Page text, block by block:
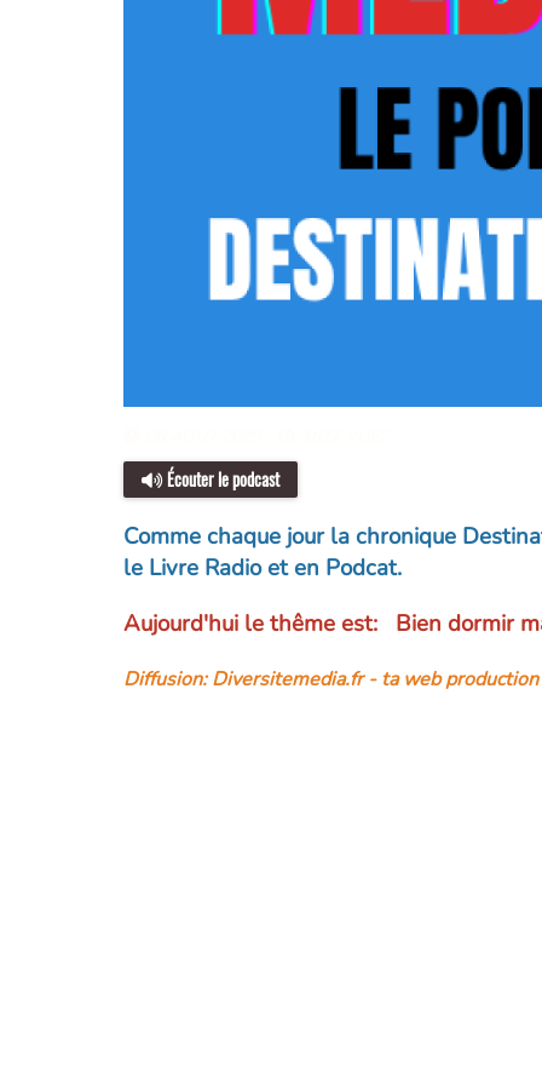
Écouter le podcast
Comme chaque jour la chronique
le Livre Radio et en Podcat.
Aujourd'hui le thême est: Bien dormir
Diffusion: Diversitemedia.fr - ta web